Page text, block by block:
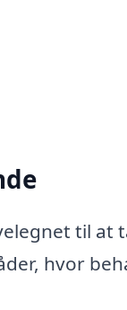
til at
hvor